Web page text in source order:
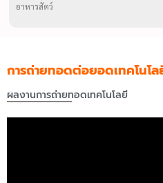
อาหารสัตว์
การถ่ายทอดต่อยอดเทคโนโ
ผลงานการถ่ายทอดเทคโนโลยี